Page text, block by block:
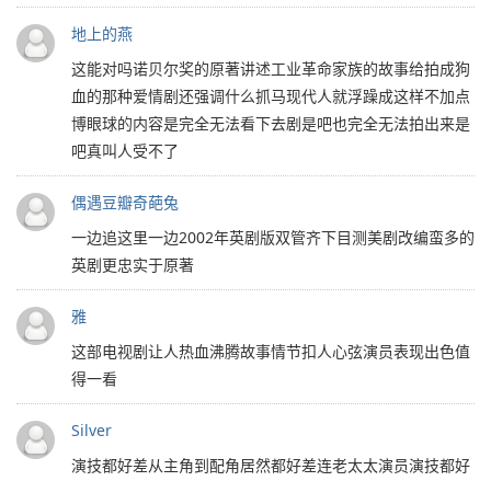
地上的燕
这能对吗诺贝尔奖的原著讲述工业革命家族的故事给拍成狗
血的那种爱情剧还强调什么抓马现代人就浮躁成这样不加点
博眼球的内容是完全无法看下去剧是吧也完全无法拍出来是
吧真叫人受不了
偶遇豆瓣奇葩兔
一边追这里一边2002年英剧版双管齐下目测美剧改编蛮多的
英剧更忠实于原著
雅
这部电视剧让人热血沸腾故事情节扣人心弦演员表现出色值
得一看
Silver
演技都好差从主角到配角居然都好差连老太太演员演技都好